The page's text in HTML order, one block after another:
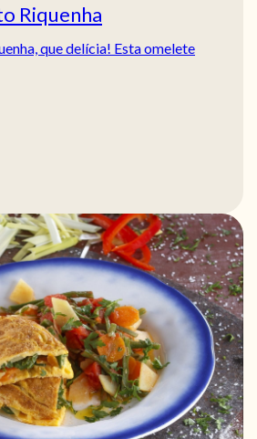
Riquenha
que delícia! Esta omelete